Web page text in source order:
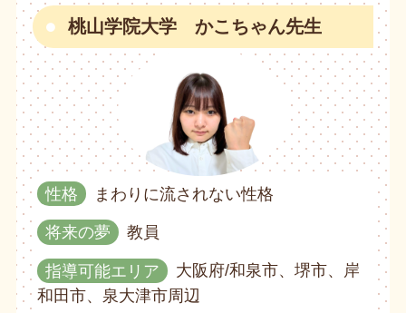
桃山学院大学 かこちゃん先生
性格 まわりに流されない性格
将来の夢 教員
指導可能エリア
大阪府/和泉市、堺市、岸
和田市、泉大津市周辺